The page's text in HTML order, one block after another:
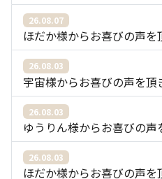
26.08.07
ほだか様からお喜びの声を
26.08.03
宇宙様からお喜びの声を頂
26.08.03
ゆうりん様からお喜びの声
26.08.03
ほだか様からお喜びの声を